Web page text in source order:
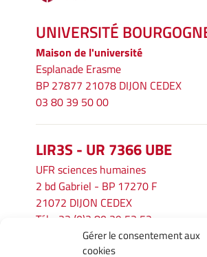
Gérer le consentement aux
cookies
UNIVERSITÉ
Maison de l'université
Esplanade Erasme
BP 27877 21078 DIJON CEDEX
03 80 39 50 00
LIR3S - UR 7366 UBE
UFR sciences humaines
2 bd Gabriel - BP 17270 F
21072 DIJON CEDEX
Tél. : 33 (0)3 80 39 53 52
lir3s@u-bourgogne.fr